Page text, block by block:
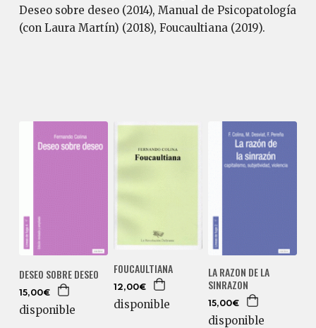
Deseo sobre deseo (2014), Manual de Psicopatología
(con Laura Martín) (2018), Foucaultiana (2019).
DESEO SOBRE DESEO
15,00€
disponible
FOUCAULTIANA
12,00€
disponible
LA RAZON DE LA
SINRAZON
15,00€
disponible